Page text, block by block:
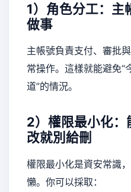
1）角色分工：主
做事
主帳號負責支付、審批
常操作。這樣就能避免“
道”的情況。
2）權限最小化：
改就別給刪
權限最小化是資安常識
懶。你可以採取：